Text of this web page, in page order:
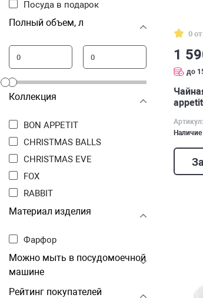
Посуда в подарок
Полный объем, л
Коллекция
BON APPETIT
CHRISTMAS BALLS
CHRISTMAS EVE
FOX
RABBIT
Материал изделия
Фарфор
Можно мыть в посудомоечной
машине
Рейтинг покупателей
0
1
до